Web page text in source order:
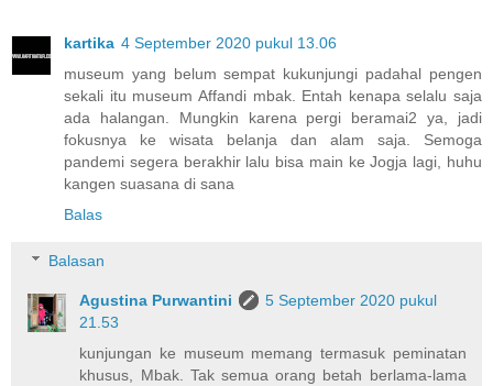
kartika 4 September 2020 pukul 13.06
museum yang belum sempat kukunjungi padahal pengen
sekali itu museum Affandi mbak. Entah kenapa selalu saja
ada halangan. Mungkin karena pergi beramai2 ya, jadi
fokusnya ke wisata belanja dan alam saja. Semoga
pandemi segera berakhir lalu bisa main ke Jogja lagi, huhu
kangen suasana di sana
Balas
Balasan
Agustina Purwantini
5 September 2020 pukul
21.53
kunjungan ke museum memang termasuk peminatan
khusus, Mbak. Tak semua orang betah berlama-lama